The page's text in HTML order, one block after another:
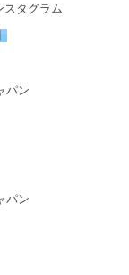
スタグラム
パン
パン